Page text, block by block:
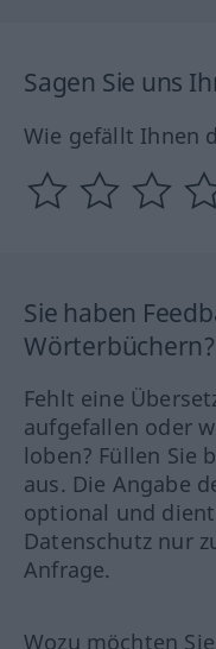
Sagen Sie uns
Wie gefällt Ihnen
Sie haben
Wörterbüchern?
Fehlt eine
aufgefallen oder
loben? Füllen Sie
aus. Die Angabe
optional und
Datenschutz nur
Anfrage.
Wozu möchten